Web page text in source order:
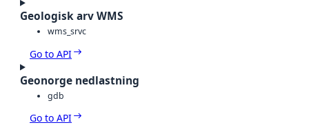
Geologisk arv WMS
wms_srvc
Go to API
Geonorge nedlastning
gdb
Go to API